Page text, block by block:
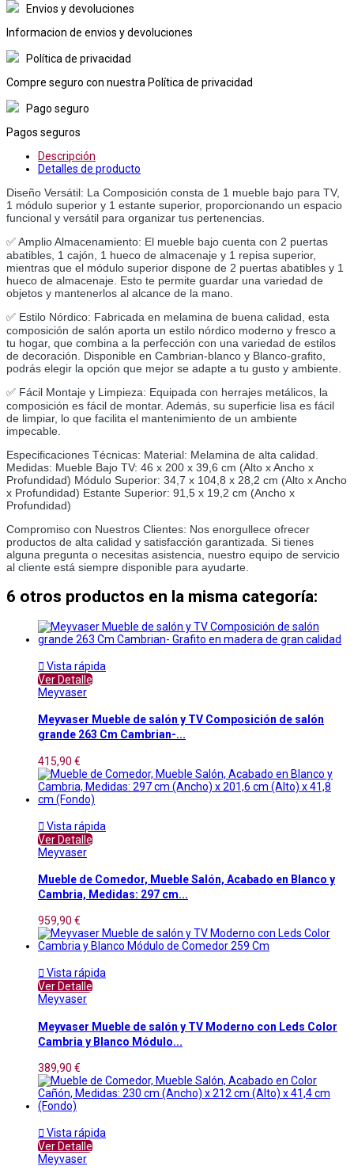
Envios y devoluciones
Informacion de envios y devoluciones
Política de privacidad
Compre seguro con nuestra Política de privacidad
Pago seguro
Pagos seguros
Descripción
Detalles de producto
Diseño Versátil: La Composición consta de 1 mueble bajo para TV,
1 módulo superior y 1 estante superior, proporcionando un espacio
funcional y versátil para organizar tus pertenencias.
✅ Amplio Almacenamiento: El mueble bajo cuenta con 2 puertas
abatibles, 1 cajón, 1 hueco de almacenaje y 1 repisa superior,
mientras que el módulo superior dispone de 2 puertas abatibles y 1
hueco de almacenaje. Esto te permite guardar una variedad de
objetos y mantenerlos al alcance de la mano.
✅ Estilo Nórdico: Fabricada en melamina de buena calidad, esta
composición de salón aporta un estilo nórdico moderno y fresco a
tu hogar, que combina a la perfección con una variedad de estilos
de decoración. Disponible en Cambrian-blanco y Blanco-grafito,
podrás elegir la opción que mejor se adapte a tu gusto y ambiente.
✅ Fácil Montaje y Limpieza: Equipada con herrajes metálicos, la
composición es fácil de montar. Además, su superficie lisa es fácil
de limpiar, lo que facilita el mantenimiento de un ambiente
impecable.
Especificaciones Técnicas: Material: Melamina de alta calidad.
Medidas: Mueble Bajo TV: 46 x 200 x 39,6 cm (Alto x Ancho x
Profundidad) Módulo Superior: 34,7 x 104,8 x 28,2 cm (Alto x Ancho
x Profundidad) Estante Superior: 91,5 x 19,2 cm (Ancho x
Profundidad)
Compromiso con Nuestros Clientes: Nos enorgullece ofrecer
productos de alta calidad y satisfacción garantizada. Si tienes
alguna pregunta o necesitas asistencia, nuestro equipo de servicio
al cliente está siempre disponible para ayudarte.
6 otros productos en la misma categoría:
 Vista rápida
Ver Detalle
Meyvaser
Meyvaser Mueble de salón y TV Composición de salón
grande 263 Cm Cambrian-...
415,90 €
 Vista rápida
Ver Detalle
Meyvaser
Mueble de Comedor, Mueble Salón, Acabado en Blanco y
Cambria, Medidas: 297 cm...
959,90 €
 Vista rápida
Ver Detalle
Meyvaser
Meyvaser Mueble de salón y TV Moderno con Leds Color
Cambria y Blanco Módulo...
389,90 €
 Vista rápida
Ver Detalle
Meyvaser